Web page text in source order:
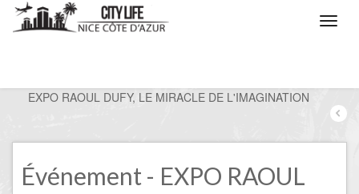
EXPO RAOUL DUFY, LE MIRACLE DE L'IMAGINATION
Événement - EXPO RAOUL